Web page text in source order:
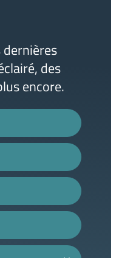
des
encore.